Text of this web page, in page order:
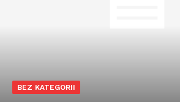
BEZ KATEGORII